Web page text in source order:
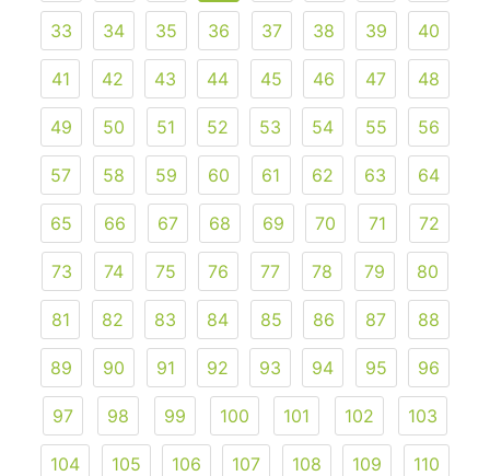
33 34 35 36 37 38 39 40
41 42 43 44 45 46 47 48
49 50 51 52 53 54 55 56
57 58 59 60 61 62 63 64
65 66 67 68 69 70 71 72
73 74 75 76 77 78 79 80
81 82 83 84 85 86 87 88
89 90 91 92 93 94 95 96
97 98 99 100 101 102 103
104 105 106 107 108 109 110